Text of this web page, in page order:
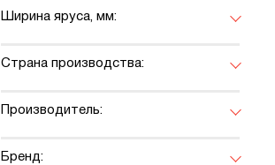
Ширина яруса, мм:
Страна производства:
Производитель:
Бренд: